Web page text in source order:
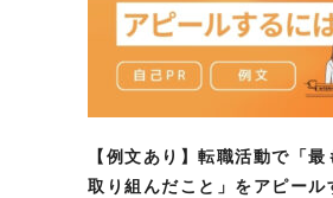
【例文あり】転職活動で「
取り組んだこと」をアピール